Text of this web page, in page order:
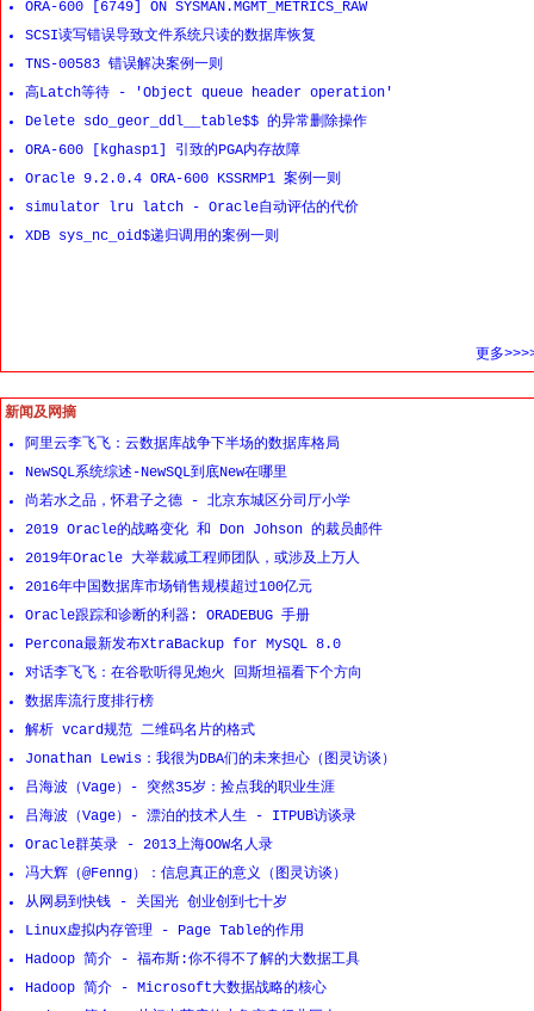
ORA-600 [6749] ON SYSMAN.MGMT_METRICS_RAW
SCSI读写错误导致文件系统只读的数据库恢复
TNS-00583 错误解决案例一则
高Latch等待 - 'Object queue header operation'
Delete sdo_geor_ddl__table$$ 的异常删除操作
ORA-600 [kghasp1] 引致的PGA内存故障
Oracle 9.2.0.4 ORA-600 KSSRMP1 案例一则
simulator lru latch - Oracle自动评估的代价
XDB sys_nc_oid$递归调用的案例一则
更多
新闻及网摘
阿里云李飞飞：云数据库战争下半场的数据库格局
NewSQL系统综述-NewSQL到底New在哪里
尚若水之品，怀君子之德 - 北京东城区分司厅小学
2019 Oracle的战略变化 和 Don Johson 的裁员邮件
2019年Oracle 大举裁减工程师团队，或涉及上万人
2016年中国数据库市场销售规模超过100亿元
Oracle跟踪和诊断的利器: ORADEBUG 手册
Percona最新发布XtraBackup for MySQL 8.0
对话李飞飞：在谷歌听得见炮火 回斯坦福看下个方向
数据库流行度排行榜
解析 vcard规范 二维码名片的格式
Jonathan Lewis：我很为DBA们的未来担心（图灵访谈）
吕海波（Vage）- 突然35岁：捡点我的职业生涯
吕海波（Vage）- 漂泊的技术人生 - ITPUB访谈录
Oracle群英录 - 2013上海OOW名人录
冯大辉（@Fenng）：信息真正的意义（图灵访谈）
从网易到快钱 - 关国光 创业创到七十岁
Linux虚拟内存管理 - Page Table的作用
Hadoop 简介 - 福布斯:你不得不了解的大数据工具
Hadoop 简介 - Microsoft大数据战略的核心